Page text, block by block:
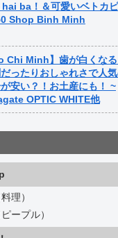
ba！＆可愛いベトカピ
Shop Binh Minh
Chi Minh】歯が白くな
ったりおしゃれさで人
安い？！お土産にも！ ~
OPTIC WHITE他
理）
ープル）